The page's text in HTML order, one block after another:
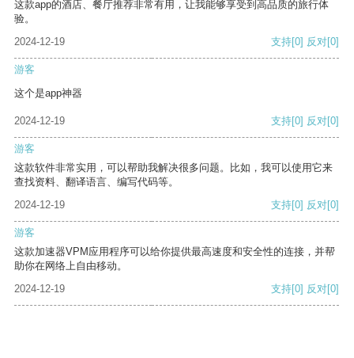
这款app的酒店、餐厅推荐非常有用，让我能够享受到高品质的旅行体
验。
2024-12-19
支持[0] 反对[0]
游客
这个是app神器
2024-12-19 支持[0] 反对[0]
游客
这款软件非常实用，可以帮助我解决很多问题。比如，我可以使用它来
查找资料、翻译语言、编写代码等。
2024-12-19
支持[0] 反对[0]
游客
这款加速器VPM应用程序可以给你提供最高速度和安全性的连接，并帮
助你在网络上自由移动。
2024-12-19
支持[0] 反对[0]